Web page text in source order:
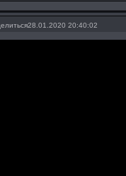
28.01.2020 20:40:02